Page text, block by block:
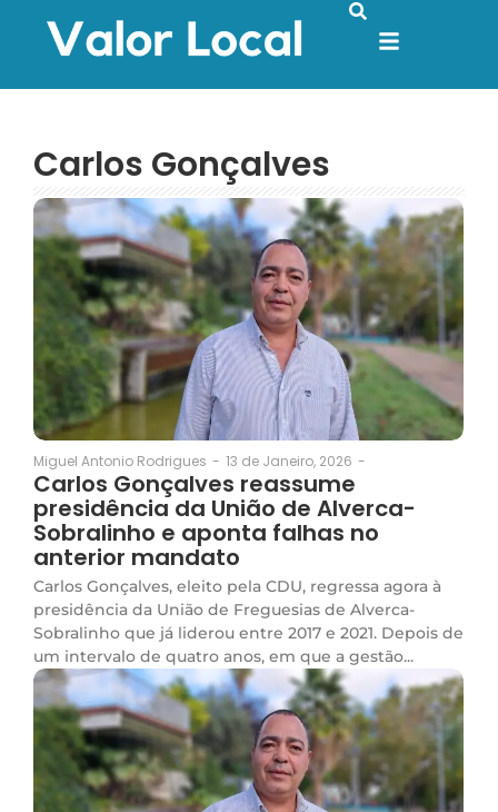
Carlos Gonçalves
Miguel Antonio Rodrigues - 13 de Janeiro, 2026 -
Carlos Gonçalves reassume
presidência da União de Alverca-
Sobralinho e aponta falhas no
anterior mandato
Carlos Gonçalves, eleito pela CDU, regressa agora à
presidência da União de Freguesias de Alverca-
Sobralinho que já liderou entre 2017 e 2021. Depois de
um intervalo de quatro anos, em que a gestão...